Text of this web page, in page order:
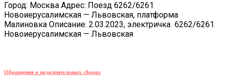
Город: Москва Адрес: Поезд 6262/6261
Новоиерусалимская — Львовская, платформа
Малиновка Описание: 2.03.2023, электричка 6262/6261
Новоиерусалимская — Львовская
Обращения о подозрительных сборах